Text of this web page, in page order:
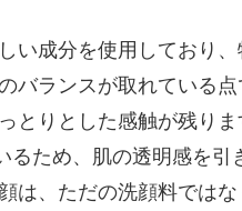
い成分を使用しており
バランスが取れている点
とりとした感触が残りま
るため、肌の透明感を引
は、ただの洗顔料では